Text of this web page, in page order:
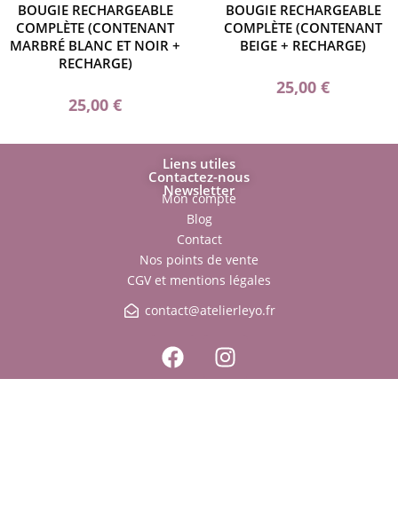
BOUGIE RECHARGEABLE
COMPLÈTE (CONTENANT
MARBRÉ BLANC ET NOIR +
RECHARGE)
25,00 €
BOUGIE RECHARGEABLE
COMPLÈTE (CONTENANT
BEIGE + RECHARGE)
25,00 €
Liens utiles
Contactez-nous
Newsletter
Mon compte
Blog
Contact
Nos points de vente
CGV et mentions légales
contact@atelierleyo.fr